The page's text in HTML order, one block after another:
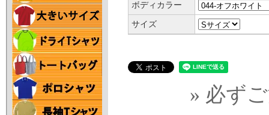
ボディカラー
サイズ
» 必ず